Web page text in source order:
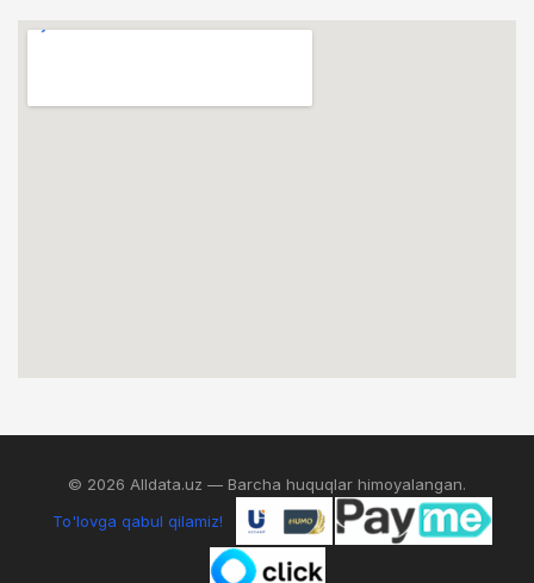
© 2026 Alldata.uz — Barcha huquqlar himoyalangan.
To'lovga qabul qilamiz!